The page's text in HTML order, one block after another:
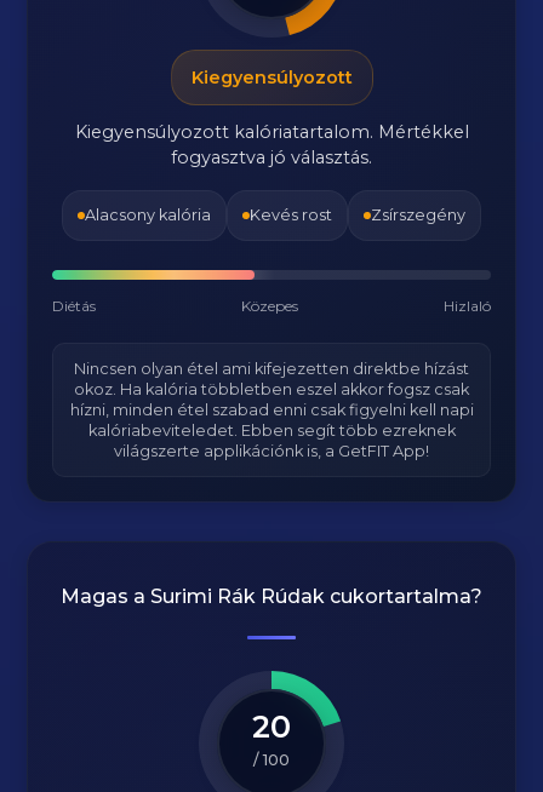
Kiegyensúlyozott
Kiegyensúlyozott kalóriatartalom. Mértékkel
fogyasztva jó választás.
Alacsony kalória Kevés rost Zsírszegény
Diétás Közepes Hizlaló
Nincsen olyan étel ami kifejezetten direktbe hízást
okoz. Ha kalória többletben eszel akkor fogsz csak
hízni, minden étel szabad enni csak figyelni kell napi
kalóriabeviteledet. Ebben segít több ezreknek
világszerte applikációnk is, a GetFIT App!
Magas a Surimi Rák Rúdak cukortartalma?
20
/ 100